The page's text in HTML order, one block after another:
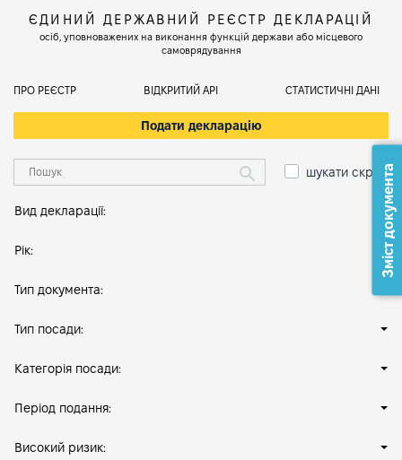
ЄДИНИЙ ДЕРЖАВНИЙ РЕЄСТР ДЕКЛАРАЦІЙ
осіб, уповноважених на виконання функцій держави або місцевого
самоврядування
ПРО РЕЄСТР ВІДКРИТИЙ АРІ СТАТИСТИЧНІ ДАНІ
Подати декларацію
шукати скрізь
Вид декларації:
Рік:
Тип документа:
Тип посади:
Категорія посади:
Період подання:
Високий ризик:
Зміст документа